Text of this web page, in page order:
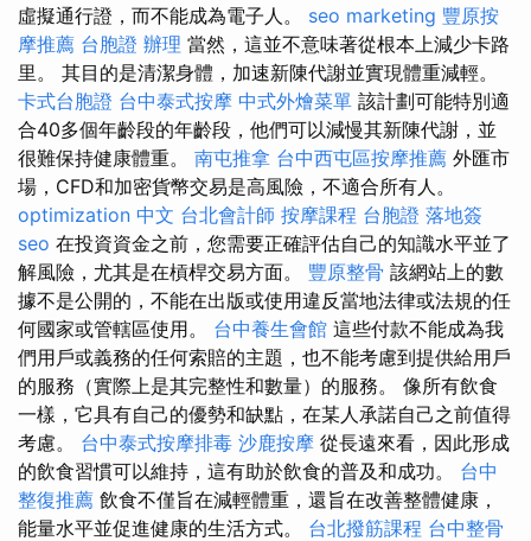
虛擬通行證，而不能成為電子人。 seo marketing 豐原按
摩推薦 台胞證 辦理 當然，這並不意味著從根本上減少卡路
里。 其目的是清潔身體，加速新陳代謝並實現體重減輕。
卡式台胞證 台中泰式按摩 中式外燴菜單 該計劃可能特別適
合40多個年齡段的年齡段，他們可以減慢其新陳代謝，並
很難保持健康體重。 南屯推拿 台中西屯區按摩推薦 外匯市
場，CFD和加密貨幣交易是高風險，不適合所有人。
optimization 中文 台北會計師 按摩課程 台胞證 落地簽
seo 在投資資金之前，您需要正確評估自己的知識水平並了
解風險，尤其是在槓桿交易方面。 豐原整骨 該網站上的數
據不是公開的，不能在出版或使用違反當地法律或法規的任
何國家或管轄區使用。 台中養生會館 這些付款不能成為我
們用戶或義務的任何索賠的主題，也不能考慮到提供給用戶
的服務（實際上是其完整性和數量）的服務。 像所有飲食
一樣，它具有自己的優勢和缺點，在某人承諾自己之前值得
考慮。 台中泰式按摩排毒 沙鹿按摩 從長遠來看，因此形成
的飲食習慣可以維持，這有助於飲食的普及和成功。 台中
整復推薦 飲食不僅旨在減輕體重，還旨在改善整體健康，
能量水平並促進健康的生活方式。 台北撥筋課程 台中整骨